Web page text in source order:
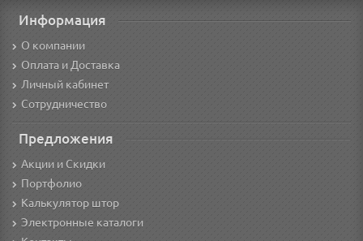
Информация
О компании
Оплата и Доставка
Личный кабинет
Сотрудничество
Предложения
Акции и Скидки
Портфолио
Калькулятор штор
Электронные каталоги